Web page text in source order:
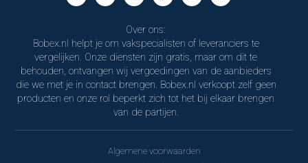
Over ons:
Bobex.nl helpt je om vakspecialisten of leveranciers te
vergelijken. Onze diensten zijn gratis, maar om dit te
behouden, ontvangen wij vergoedingen van de aanbieders
die we met je in contact brengen. Bobex.nl verkoopt zelf geen
producten en onze rol beperkt zich tot het bij elkaar brengen
van de partijen.
Algemene voorwaarden